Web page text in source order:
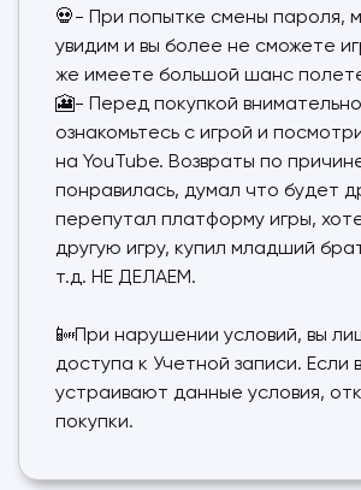
💀- При попытке смены пароля,
увидим и вы более не сможете
же имеете большой шанс
🎦- Перед покупкой внимательно
ознакомьтесь с игрой и
на YouTube. Возвраты по
понравилась, думал что будет
перепутал платформу игры,
другую игру, купил младший
т.д. НЕ ДЕЛАЕМ.
📴При нарушении условий, вы
доступа к Учетной записи. Если
устраивают данные условия,
покупки.